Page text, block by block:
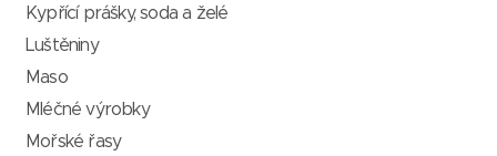
Kypřící prášky, soda a želé
Luštěniny
Maso
Mléčné výrobky
Mořské řasy